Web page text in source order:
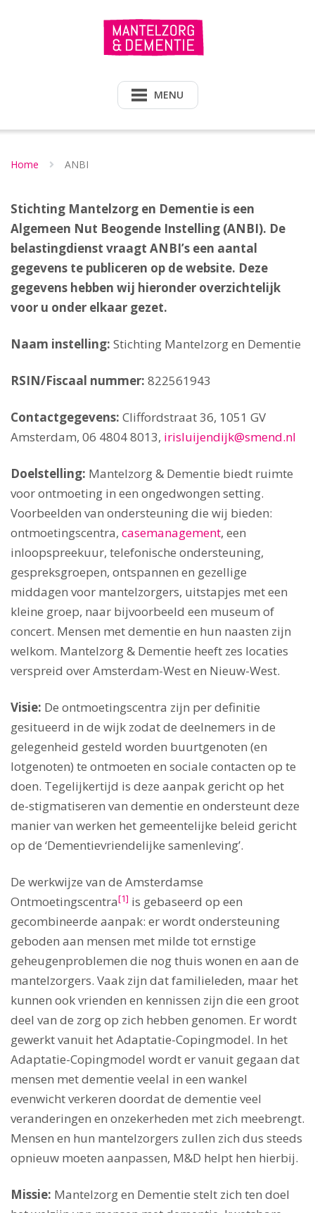
MENU
Home ANBI
Stichting Mantelzorg en Dementie is een
Algemeen Nut Beogende Instelling (ANBI). De
belastingdienst vraagt ANBI’s een aantal
gegevens te publiceren op de website. Deze
gegevens hebben wij hieronder overzichtelijk
voor u onder elkaar gezet.
Naam instelling: Stichting Mantelzorg en Dementie
RSIN/Fiscaal nummer: 822561943
Contactgegevens: Cliffordstraat 36, 1051 GV
Amsterdam, 06 4804 8013, irisluijendijk@smend.nl
Doelstelling: Mantelzorg & Dementie biedt ruimte
voor ontmoeting in een ongedwongen setting.
Voorbeelden van ondersteuning die wij bieden:
ontmoetingscentra, casemanagement, een
inloopspreekuur, telefonische ondersteuning,
gespreksgroepen, ontspannen en gezellige
middagen voor mantelzorgers, uitstapjes met een
kleine groep, naar bijvoorbeeld een museum of
concert. Mensen met dementie en hun naasten zijn
welkom. Mantelzorg & Dementie heeft zes locaties
verspreid over Amsterdam-West en Nieuw-West.
Visie: De ontmoetingscentra zijn per definitie
gesitueerd in de wijk zodat de deelnemers in de
gelegenheid gesteld worden buurtgenoten (en
lotgenoten) te ontmoeten en sociale contacten op te
doen. Tegelijkertijd is deze aanpak gericht op het
de-stigmatiseren van dementie en ondersteunt deze
manier van werken het gemeentelijke beleid gericht
op de ‘Dementievriendelijke samenleving’.
De werkwijze van de Amsterdamse
Ontmoetingscentra[1] is gebaseerd op een
gecombineerde aanpak: er wordt ondersteuning
geboden aan mensen met milde tot ernstige
geheugenproblemen die nog thuis wonen en aan de
mantelzorgers. Vaak zijn dat familieleden, maar het
kunnen ook vrienden en kennissen zijn die een groot
deel van de zorg op zich hebben genomen. Er wordt
gewerkt vanuit het Adaptatie-Copingmodel. In het
Adaptatie-Copingmodel wordt er vanuit gegaan dat
mensen met dementie veelal in een wankel
evenwicht verkeren doordat de dementie veel
veranderingen en onzekerheden met zich meebrengt.
Mensen en hun mantelzorgers zullen zich dus steeds
opnieuw moeten aanpassen, M&D helpt hen hierbij.
Missie: Mantelzorg en Dementie stelt zich ten doel